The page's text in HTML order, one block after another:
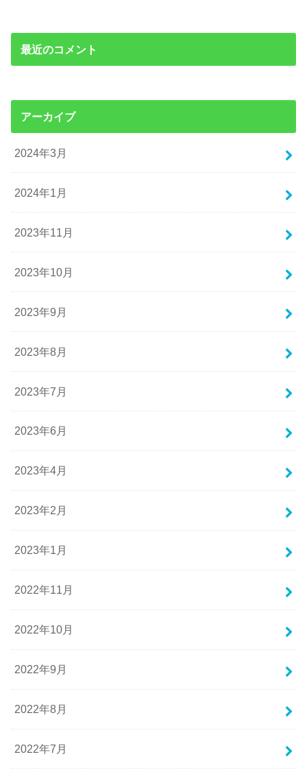
最近のコメント
アーカイブ
2024年3月
2024年1月
2023年11月
2023年10月
2023年9月
2023年8月
2023年7月
2023年6月
2023年4月
2023年2月
2023年1月
2022年11月
2022年10月
2022年9月
2022年8月
2022年7月